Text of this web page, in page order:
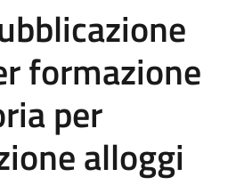
formazione
per
alloggi